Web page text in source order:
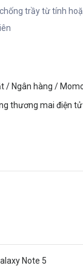
trầy từ tính
/ Ngân hàng /
thương mai điện tử
Note 5